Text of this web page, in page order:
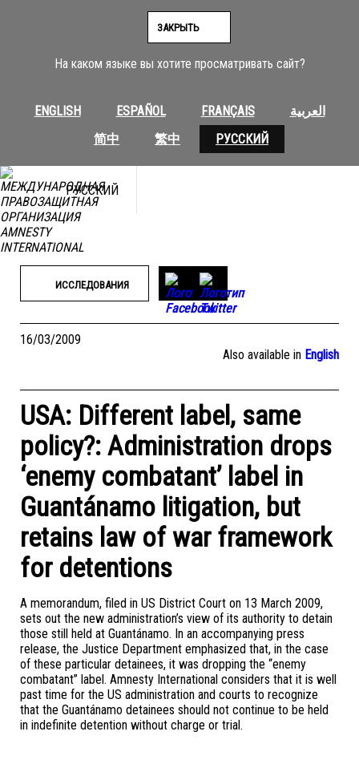
На каком языке вы хотите просматривать сайт?
ENGLISH ESPAÑOL FRANÇAIS
العربية
简中
繁中 РУССКИЙ
ЗАКРЫТЬ
РУССКИЙ
ИССЛЕДОВАНИЯ
16/03/2009
Also available in English
USA: Different label, same
policy?: Administration drops
‘enemy combatant’ label in
Guantánamo litigation, but
retains law of war framework
for detentions
A memorandum, filed in US District Court on 13 March 2009,
sets out the new administration’s view of its authority to detain
those still held at Guantánamo. In an accompanying press
release, the Justice Department emphasized that, in the case
of these particular detainees, it was dropping the “enemy
combatant” label. Amnesty International considers that it is well
past time for the US administration and courts to recognize
that the Guantánamo detainees should not continue to be held
in indefinite detention without charge or trial.